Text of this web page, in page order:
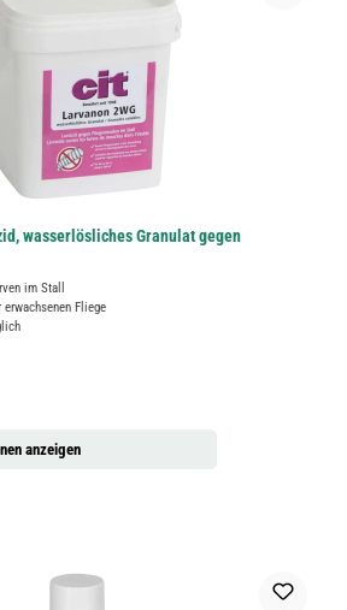
wasserlösliches Granulat gegen
im Stall
Fliege
anzeigen